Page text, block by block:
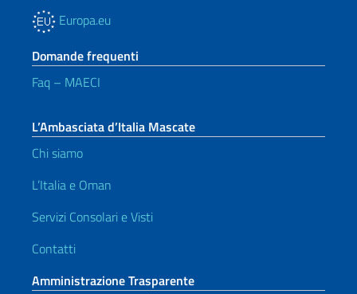
Europa.eu
Domande frequenti
Faq – MAECI
L’Ambasciata d’Italia Mascate
Chi siamo
L’Italia e Oman
Servizi Consolari e Visti
Contatti
Amministrazione Trasparente